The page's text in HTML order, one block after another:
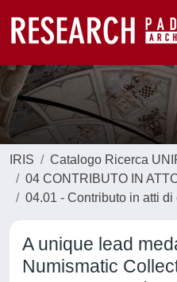
IRIS
Catalogo Ricerca
04 CONTRIBUTO IN
04.01 - Contributo in atti di
A unique lead
Numismatic